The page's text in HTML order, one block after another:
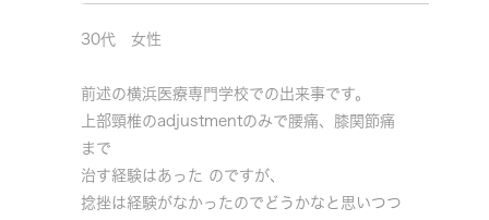
30代 女性
前述の横浜医療専門学校での出来事です。
上部頸椎のadjustmentのみで腰痛、膝関節痛
まで
治す経験はあった のですが、
捻挫は経験がなかったのでどうかなと思いつつ